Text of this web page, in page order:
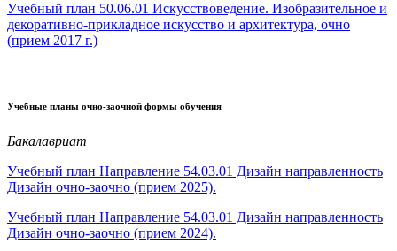
Учебный план 50.06.01 Искусствоведение. Изобразительное и
декоративно-прикладное искусство и архитектура, очно
(прием 2017 г.)
Учебные планы очно-заочной формы обучения
Бакалавриат
Учебный план Направление 54.03.01 Дизайн направленность
Дизайн очно-заочно (прием 2025).
Учебный план Направление 54.03.01 Дизайн направленность
Дизайн очно-заочно (прием 2024).